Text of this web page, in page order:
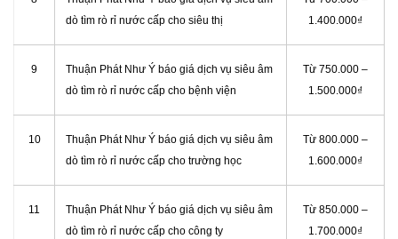
dò tìm rò rỉ nước cấp cho siêu thị
1.400.000₫
9
Thuận Phát Như Ý báo giá dịch vụ siêu âm
dò tìm rò rỉ nước cấp cho bệnh viện
Từ 750.000 –
1.500.000₫
10
Thuận Phát Như Ý báo giá dịch vụ siêu âm
dò tìm rò rỉ nước cấp cho trường học
Từ 800.000 –
1.600.000₫
11
Thuận Phát Như Ý báo giá dịch vụ siêu âm
dò tìm rò rỉ nước cấp cho công ty
Từ 850.000 –
1.700.000₫